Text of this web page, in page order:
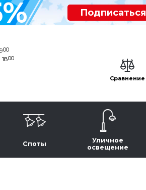
Подписаться
00
1800
Сравнение
Споты
Уличное
освещение